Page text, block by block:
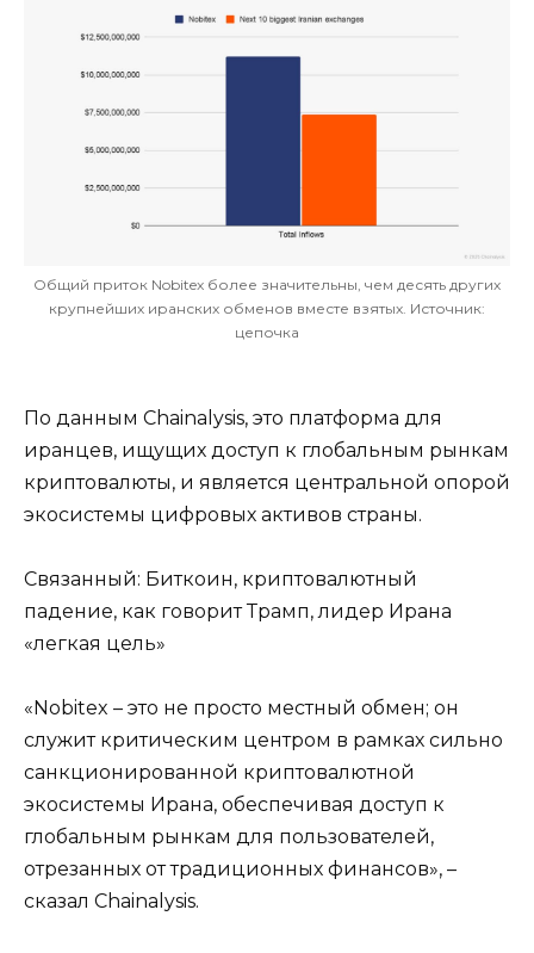
Общий приток Nobitex более значительны, чем десять других
крупнейших иранских обменов вместе взятых. Источник:
цепочка
По данным Chainalysis, это платформа для
иранцев, ищущих доступ к глобальным рынкам
криптовалюты, и является центральной опорой
экосистемы цифровых активов страны.
Связанный: Биткоин, криптовалютный
падение, как говорит Трамп, лидер Ирана
«легкая цель»
«Nobitex – это не просто местный обмен; он
служит критическим центром в рамках сильно
санкционированной криптовалютной
экосистемы Ирана, обеспечивая доступ к
глобальным рынкам для пользователей,
отрезанных от традиционных финансов», –
сказал Chainalysis.